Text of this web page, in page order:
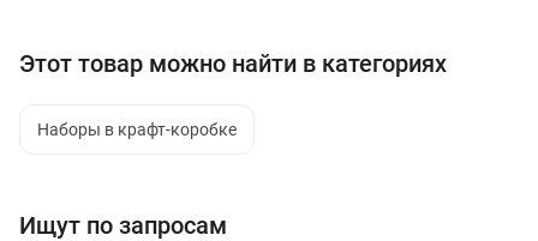
Этот товар можно найти в категориях
Наборы в крафт-коробке
Ищут по запросам